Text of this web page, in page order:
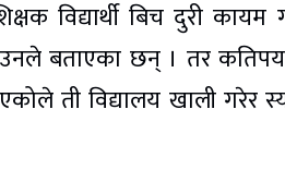
विद्यार्थी बिच दुरी
बताएका छन् । तर कतिपय
ती विद्यालय खाली गरेर